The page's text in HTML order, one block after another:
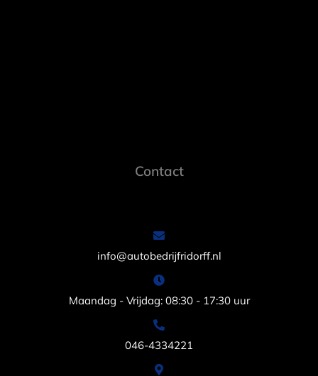
Contact
info@autobedrijfridorff.nl
Maandag - Vrijdag: 08:30 - 17:30 uur
046-4334221